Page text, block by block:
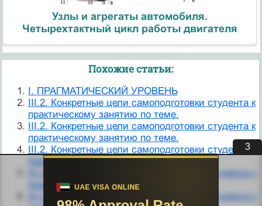
Узлы и агрегаты автомобиля.
Четырехтактный цикл работы двигателя
Похожие статьи:
I. ПРАГМАТИЧЕСКИЙ УРОВЕНЬ
III.2. Конкретные цели самоподготовки студента к
практическому занятию по теме.
III.2. Конкретные цели самоподготовки студента к
практическому занятию по теме.
III.2. Конкретные цели самоподготовки студента к
практическому занятию по теме.
III.2. Конкретные цели самоподготовки студента к
практическому занятию по теме.
III.2. Конкретные цели самоподготовки студента к
3